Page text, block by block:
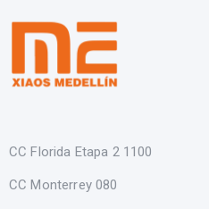
CC Florida Etapa 2 1100
CC Monterrey 080